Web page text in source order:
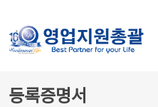
등록증명서